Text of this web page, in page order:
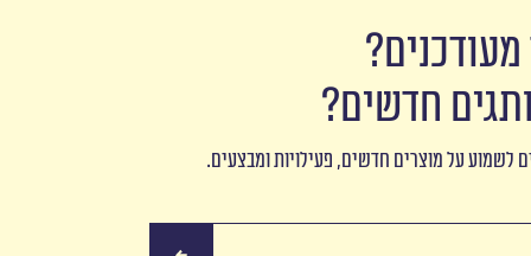
חדשים?
לשמוע על מוצרים חדשים, פעילויות ומבצעים.